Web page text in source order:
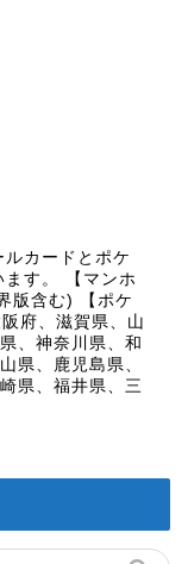
カードとポケ
す。 【マンホ
版含む) 【ポケ
府、滋賀県、山
、神奈川県、和
県、鹿児島県、
県、福井県、三